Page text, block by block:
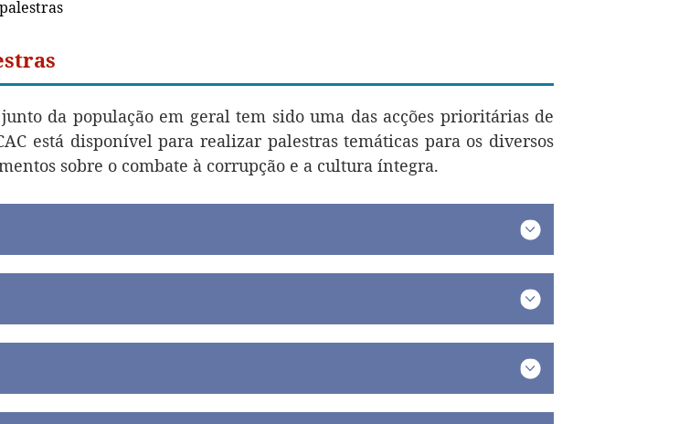
da população em geral tem sido uma das acções prioritárias de
está disponível para realizar palestras temáticas para os diversos
sobre o combate à corrupção e a cultura íntegra.